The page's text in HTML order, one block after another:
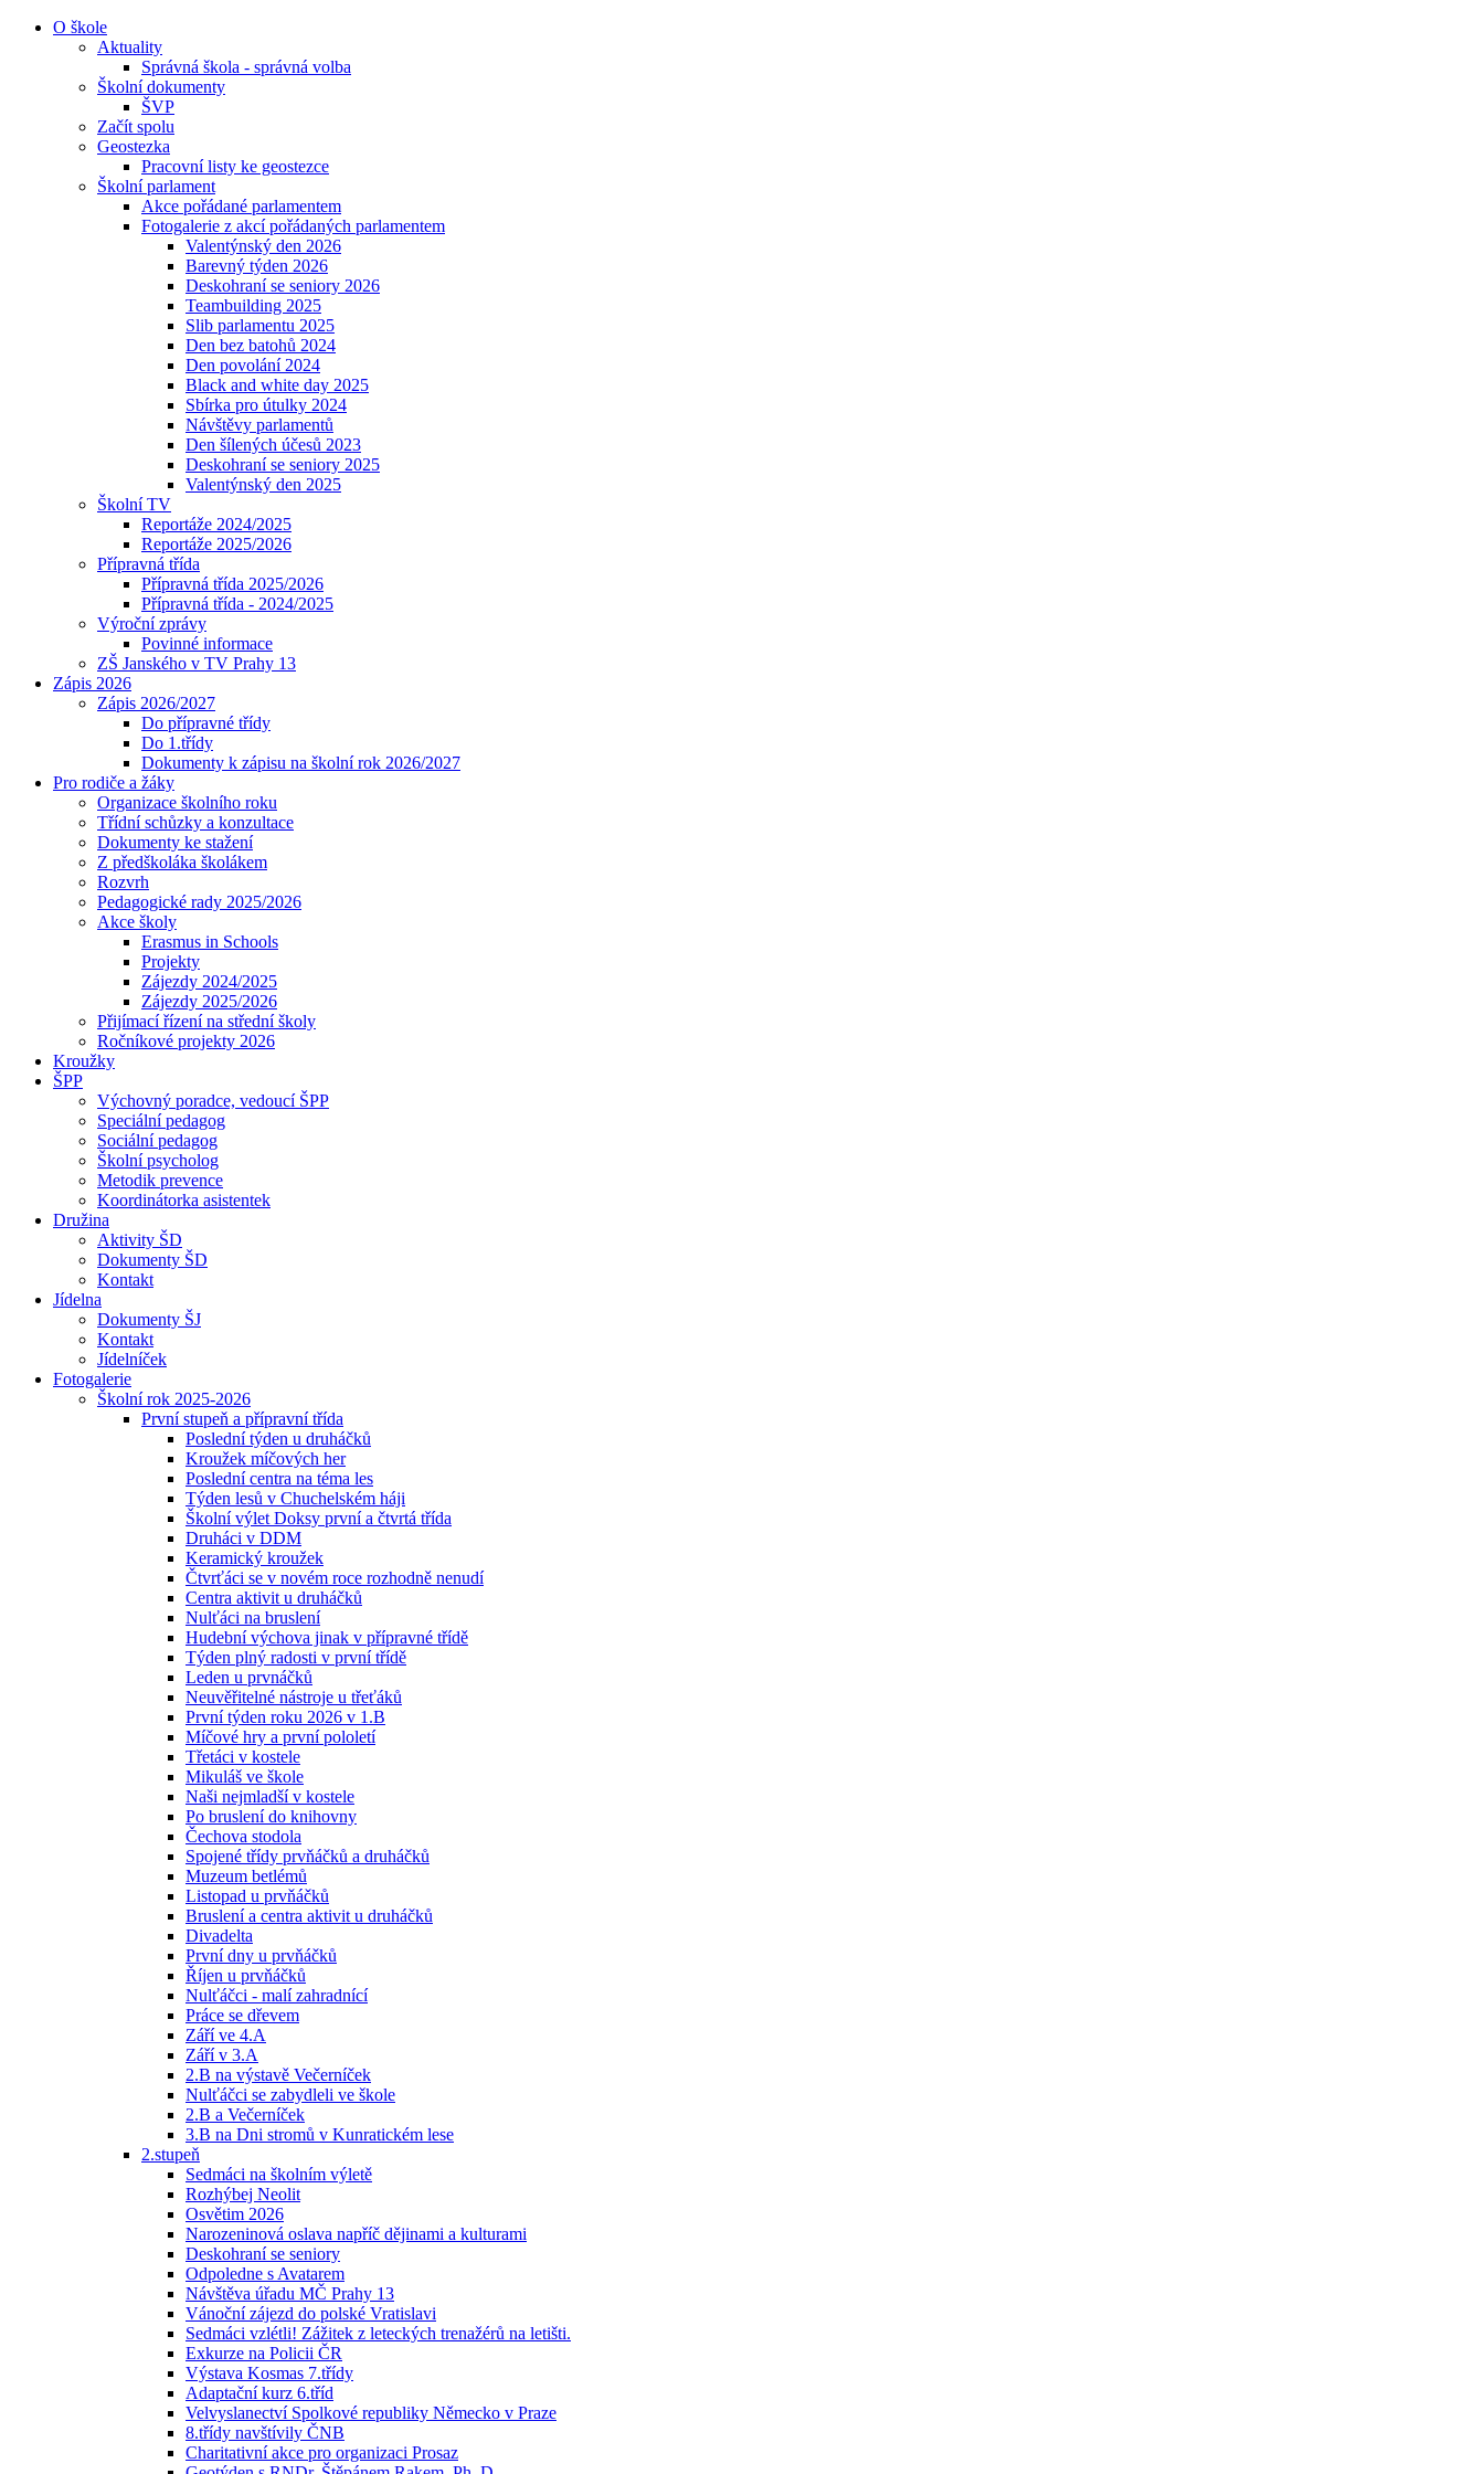
O škole
Aktuality
Správná škola - správná volba
Školní dokumenty
ŠVP
Začít spolu
Geostezka
Pracovní listy ke geostezce
Školní parlament
Akce pořádané parlamentem
Fotogalerie z akcí pořádaných parlamentem
Valentýnský den 2026
Barevný týden 2026
Deskohraní se seniory 2026
Teambuilding 2025
Slib parlamentu 2025
Den bez batohů 2024
Den povolání 2024
Black and white day 2025
Sbírka pro útulky 2024
Návštěvy parlamentů
Den šílených účesů 2023
Deskohraní se seniory 2025
Valentýnský den 2025
Školní TV
Reportáže 2024/2025
Reportáže 2025/2026
Přípravná třída
Přípravná třída 2025/2026
Přípravná třída - 2024/2025
Výroční zprávy
Povinné informace
ZŠ Janského v TV Prahy 13
Zápis 2026
Zápis 2026/2027
Do přípravné třídy
Do 1.třídy
Dokumenty k zápisu na školní rok 2026/2027
Pro rodiče a žáky
Organizace školního roku
Třídní schůzky a konzultace
Dokumenty ke stažení
Z předškoláka školákem
Rozvrh
Pedagogické rady 2025/2026
Akce školy
Erasmus in Schools
Projekty
Zájezdy 2024/2025
Zájezdy 2025/2026
Přijímací řízení na střední školy
Ročníkové projekty 2026
Kroužky
ŠPP
Výchovný poradce, vedoucí ŠPP
Speciální pedagog
Sociální pedagog
Školní psycholog
Metodik prevence
Koordinátorka asistentek
Družina
Aktivity ŠD
Dokumenty ŠD
Kontakt
Jídelna
Dokumenty ŠJ
Kontakt
Jídelníček
Fotogalerie
Školní rok 2025-2026
První stupeň a přípravní třída
Poslední týden u druháčků
Kroužek míčových her
Poslední centra na téma les
Týden lesů v Chuchelském háji
Školní výlet Doksy první a čtvrtá třída
Druháci v DDM
Keramický kroužek
Čtvrťáci se v novém roce rozhodně nenudí
Centra aktivit u druháčků
Nulťáci na bruslení
Hudební výchova jinak v přípravné třídě
Týden plný radosti v první třídě
Leden u prvnáčků
Neuvěřitelné nástroje u třeťáků
První týden roku 2026 v 1.B
Míčové hry a první pololetí
Třetáci v kostele
Mikuláš ve škole
Naši nejmladší v kostele
Po bruslení do knihovny
Čechova stodola
Spojené třídy prvňáčků a druháčků
Muzeum betlémů
Listopad u prvňáčků
Bruslení a centra aktivit u druháčků
Divadelta
První dny u prvňáčků
Říjen u prvňáčků
Nulťáčci - malí zahradnící
Práce se dřevem
Září ve 4.A
Září v 3.A
2.B na výstavě Večerníček
Nulťáčci se zabydleli ve škole
2.B a Večerníček
3.B na Dni stromů v Kunratickém lese
2.stupeň
Sedmáci na školním výletě
Rozhýbej Neolit
Osvětim 2026
Narozeninová oslava napříč dějinami a kulturami
Deskohraní se seniory
Odpoledne s Avatarem
Návštěva úřadu MČ Prahy 13
Vánoční zájezd do polské Vratislavi
Sedmáci vzlétli! Zážitek z leteckých trenažérů na letišti.
Exkurze na Policii ČR
Výstava Kosmas 7.třídy
Adaptační kurz 6.tříd
Velvyslanectví Spolkové republiky Německo v Praze
8.třídy navštívily ČNB
Charitativní akce pro organizaci Prosaz